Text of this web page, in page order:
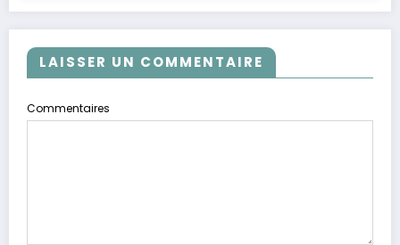
LAISSER UN COMMENTAIRE
Commentaires